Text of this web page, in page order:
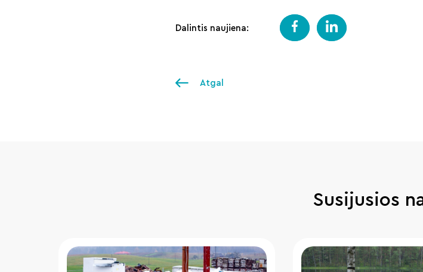
Dalintis naujiena:
Atgal
Susijusios